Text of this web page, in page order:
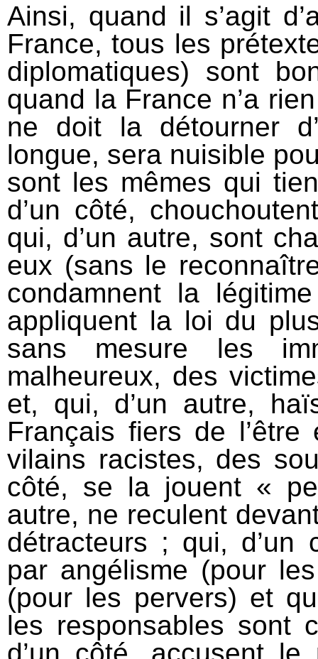
Ainsi, quand il s’agit
France, tous les
diplomatiques) sont
quand la France n’a
ne doit la détourner
longue, sera nuisible
sont les mêmes qui
d’un côté,
qui, d’un autre, sont
eux (sans le
condamnent la
appliquent la loi du
sans mesure les
malheureux, des
et, qui, d’un autre,
Français fiers de
vilains racistes, des
côté, se la jouent «
autre, ne reculent
détracteurs ; qui, d’un
par angélisme (pour
(pour les pervers) et
les responsables sont